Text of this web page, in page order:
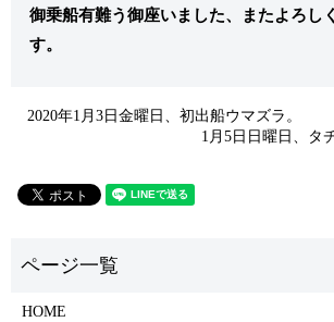
御乗船有難う御座いました、またよろし
す。
2020年1月3日金曜日、初出船ウマズラ。
1月5日日曜日、タ
HOME